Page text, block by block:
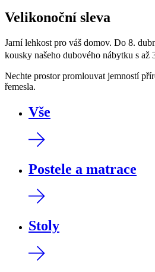
Velikonoční sleva
Jarní lehkost pro váš domov. Do 8.
kousky našeho dubového nábytku s
Nechte prostor promlouvat jemností
řemesla.
Vše
Postele a matrace
Stoly